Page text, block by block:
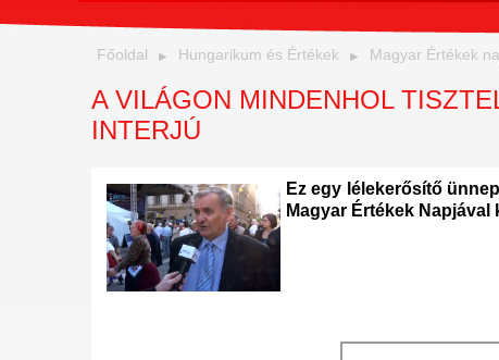
Főoldal Hungarikum és Értékek Magyar Értékek
A VILÁGON MINDENHOL
INTERJÚ
Ez egy lélekerősítő
Magyar Értékek